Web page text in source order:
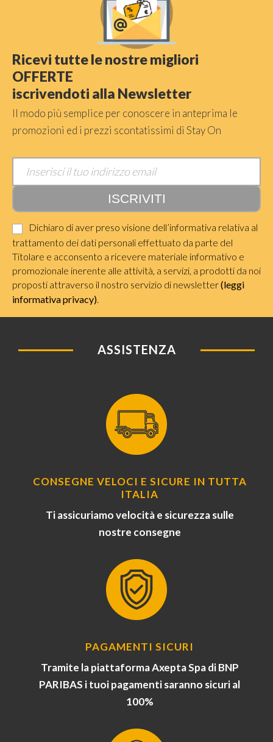
Ricevi tutte le nostre migliori
OFFERTE
iscrivendoti alla Newsletter
Il modo più semplice per conoscere in anteprima le
promozioni ed i prezzi scontatissimi di Stay On
Dichiaro di aver preso visione dell’informativa relativa al
trattamento dei dati personali effettuato da parte del
Titolare e acconsento a ricevere materiale informativo e
promozionale inerente alle attività, a servizi, a prodotti da noi
proposti attraverso il nostro servizio di newsletter(leggi
informativa privacy)
ASSISTENZA
CONSEGNE VELOCI E SICURE IN TUTTA
ITALIA
Ti assicuriamo velocità e sicurezza sulle
nostre consegne
PAGAMENTI SICURI
Tramite la piattaforma Axepta Spa di BNP
PARIBAS i tuoi pagamenti saranno sicuri al
100%